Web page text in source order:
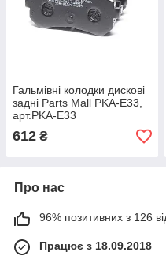
Гальмівні колодки дискові
задні Parts Mall PKA-E33,
арт.PKA-E33
612 ₴
Про нас
96% позитивних з 126
Працює з 18.09.2018